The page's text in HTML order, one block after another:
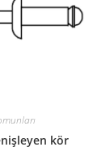
kör